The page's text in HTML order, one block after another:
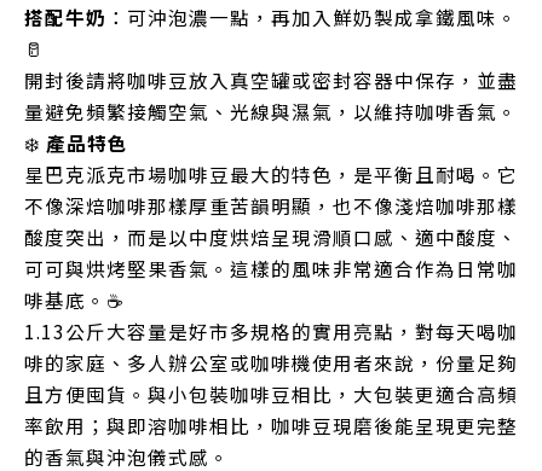
搭配牛奶 ：可沖泡濃一點，再加入鮮奶製成拿鐵風味。
🥛
開封後請將咖啡豆放入真空罐或密封容器中保存，並盡
量避免頻繁接觸空氣、光線與濕氣，以維持咖啡香氣。
❄️ 產品特色
星巴克派克市場咖啡豆最大的特色，是平衡且耐喝。它
不像深焙咖啡那樣厚重苦韻明顯，也不像淺焙咖啡那樣
酸度突出，而是以中度烘焙呈現滑順口感、適中酸度、
可可與烘烤堅果香氣。這樣的風味非常適合作為日常咖
啡基底。☕
1.13公斤大容量是好市多規格的實用亮點，對每天喝咖
啡的家庭、多人辦公室或咖啡機使用者來說，份量足夠
且方便囤貨。與小包裝咖啡豆相比，大包裝更適合高頻
率飲用；與即溶咖啡相比，咖啡豆現磨後能呈現更完整
的香氣與沖泡儀式感。